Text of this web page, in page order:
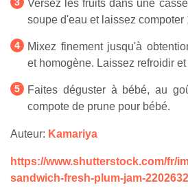
Versez les fruits dans une
soupe d'eau et laissez compoter
Mixez finement jusqu'à
et homogène. Laissez refroidir
Faites déguster à bébé, au
compote de prune pour bébé.
Auteur: Kamariya
https://www.shutterstock.com/fr/
sandwich-fresh-plum-jam-